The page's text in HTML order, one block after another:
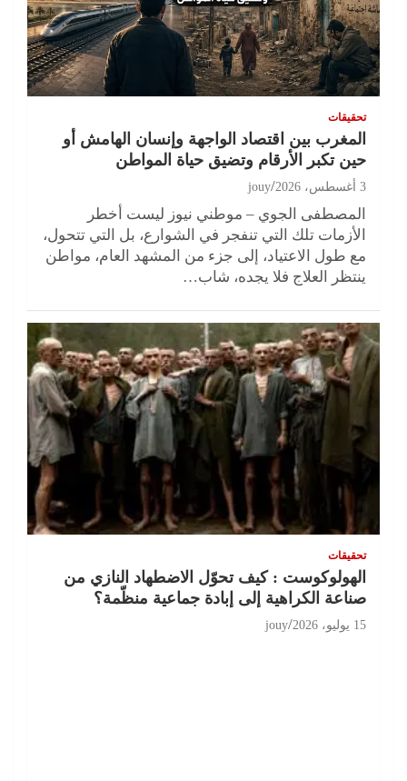
تحقيقات
المغرب بين اقتصاد الواجهة وإنسان الهامش أو
حين تكبر الأرقام وتضيق حياة المواطن
3 أغسطس، 2026 jouy
المصطفى الجوي – موطني نيوز ليست أخطر
الأزمات تلك التي تنفجر في الشوارع، بل التي تتحول،
مع طول الاعتياد، إلى جزء من المشهد العام، مواطن
ينتظر العلاج فلا يجده، شاب…
تحقيقات
الهولوكوست : كيف تحوّل الاضطهاد النازي من
صناعة الكراهية إلى إبادة جماعية منظّمة؟
15 يوليو، 2026 jouy